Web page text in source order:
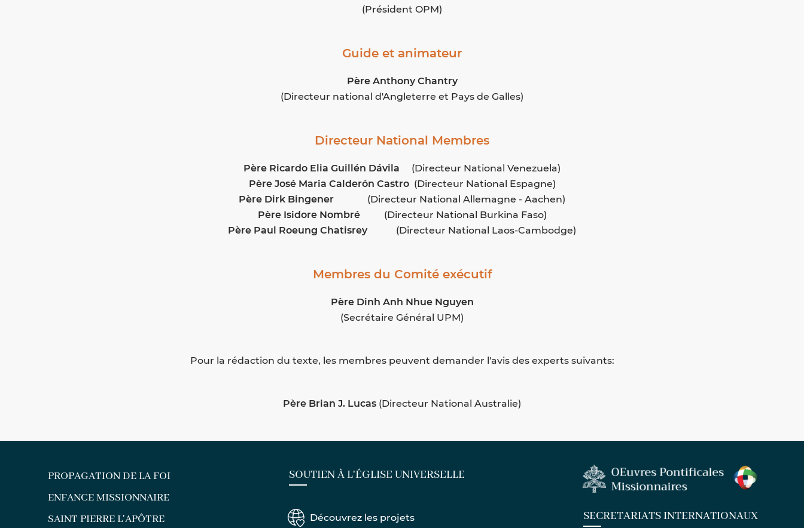
(Président OPM)
Guide et animateur
Père Anthony Chantry
(Directeur national d'Angleterre et Pays de Galles)
Directeur National Membres
Père Ricardo Elia Guillén Dávila (Directeur National Venezuela)
Père José Maria Calderón Castro (Directeur National Espagne)
Père Dirk Bingener (Directeur National Allemagne - Aachen)
Père Isidore Nombré (Directeur National Burkina Faso)
Père Paul Roeung Chatisrey (Directeur National Laos-Cambodge)
Membres du Comité exécutif
Père Dinh Anh Nhue Nguyen
(Secrétaire Général UPM)
Pour la rédaction du texte, les membres peuvent demander l'avis des experts suivants:
Père Brian J. Lucas (Directeur National Australie)
PROPAGATION DE LA FOI
ENFANCE MISSIONNAIRE
SAINT PIERRE L'APÔTRE
SOUTIEN À L'ÉGLISE UNIVERSELLE
Découvrez les projets SECRETARIATS INTERNATIONAUX